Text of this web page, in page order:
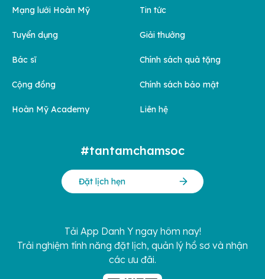
Mạng lưới Hoàn Mỹ
Tuyển dụng
Bác sĩ
Cộng đồng
Hoàn Mỹ Academy
Tin tức
Giải thưởng
Chính sách quà tặng
Chính sách bảo mật
Liên hệ
#tantamchamsoc
Đặt lịch hẹn
Tải App Danh Y ngay hôm nay!
Trải nghiệm tính năng đặt lịch, quản lý hồ sơ và nhận
các ưu đãi.